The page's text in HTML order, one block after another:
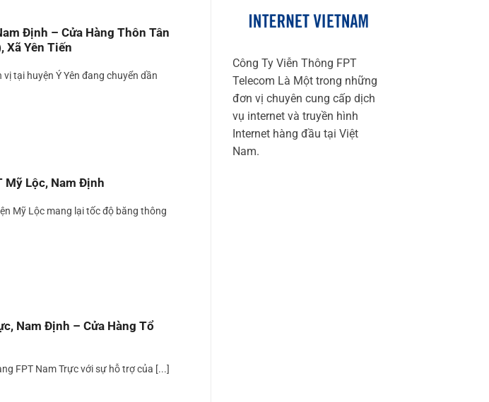
Định – Cửa Hàng Thôn Tân
Xã Yên Tiến
tại huyện Ý Yên đang chuyển dần
Mỹ Lộc, Nam Định
Mỹ Lộc mang lại tốc độ băng thông
Nam Định – Cửa Hàng Tổ
FPT Nam Trực với sự hỗ trợ của [...]
Công Ty Viễn Thông FPT
Telecom Là Một trong những
đơn vị chuyên cung cấp dịch
vụ internet và truyền hình
Internet hàng đầu tại Việt
Nam.